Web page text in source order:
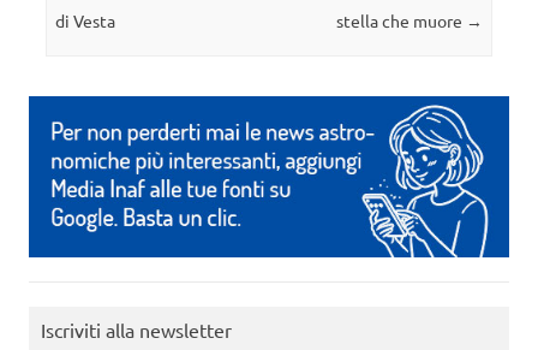
di Vesta
stella che muore →
Iscriviti alla newsletter